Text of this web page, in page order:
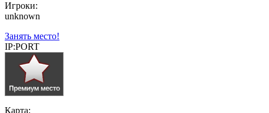
Игроки:
unknown
Занять место!
IP:PORT
Карта: